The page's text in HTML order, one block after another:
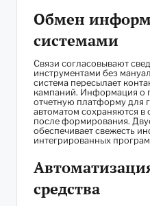
Обмен
системами
Связи согласовывают
инструментами без
система пересылает
кампаний. Информация о
отчетную платформу для
автоматом сохраняются в
после формирования.
обеспечивает свежесть
интегрированных
средства